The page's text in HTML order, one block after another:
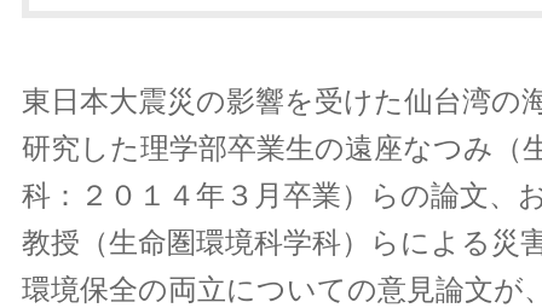
東日本大震災の影響を受けた仙台湾の
研究した理学部卒業生の遠座なつみ（
科：２０１４年３月卒業）らの論文、
教授（生命圏環境科学科）らによる災
環境保全の両立についての意見論文が